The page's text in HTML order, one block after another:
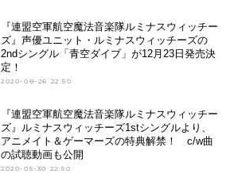
『連盟空軍航空魔法音楽隊ルミナスウィッチー
ズ』声優ユニット・ルミナスウィッチーズの
2ndシングル「青空ダイブ」が12月23日発売決
定！
2020-08-26 22:50
『連盟空軍航空魔法音楽隊ルミナスウィッチー
ズ』ルミナスウィッチーズ1stシングルより、
アニメイト＆ゲーマーズの特典解禁！ c/w曲
の試聴動画も公開
2020-05-30 22:50